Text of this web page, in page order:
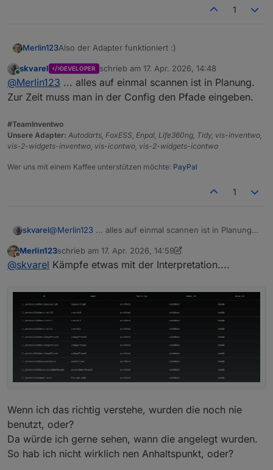
1
Merlin123Also der Adapter funktioniert :)
Frage:
Wie kann ich einfach alles scannen lassen? Hab da
sicher noch Leichen von unbenutzten Adaptern oder
Online
skvarel DEVELOPER schrieb am 17. Apr. 2026, 14:48
zuletzt editiert von
@Merlin123 ... alles auf einmal scannen ist in Planung.
Zur Zeit muss man in der Config den Pfade eingeben.
#TeamInventwo
Unsere Adapter: Autodarts, FoxESS, Enpal, Life360ng, Tidy, vis-inventwo,
vis-2-widgets-inventwo, vis-icontwo, vis-2-widgets-icontwo
Wer uns mit einem Kaffee unterstützen möchte: PayPal
1
skvarel@Merlin123 ... alles auf einmal scannen ist in Planung.
Offline
Merlin123schrieb am 17. Apr. 2026, 14:59
zuletzt editiert von Merlin123
@skvarel Kämpfe etwas mit der Interpretation....
Wenn ich das richtig verstehe, wurden die noch nie
benutzt, oder?
Da würde ich gerne sehen, wann die angelegt wurden.
So hab ich nicht wirklich nen Anhaltspunkt, oder?